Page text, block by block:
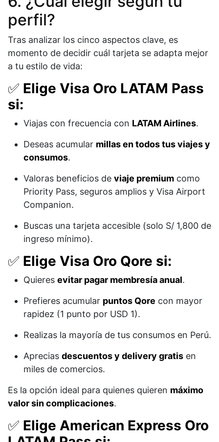
perfil?
Tras analizar los cinco aspectos clave, es
momento de decidir cuál tarjeta se adapta mejor
a tu estilo de vida:
✅ Elige Visa Oro LATAM Pass
si:
Viajas con frecuencia con LATAM Airlines.
Deseas acumular millas en todos tus viajes y
consumos.
Valoras beneficios de viaje premium como
Priority Pass, seguros amplios y Visa Airport
Companion.
Buscas una tarjeta accesible (solo S/ 1,800 de
ingreso mínimo).
✅ Elige Visa Oro Qore si:
Quieres evitar pagar membresía anual.
Prefieres acumular puntos Qore con mayor
rapidez (1 punto por USD 1).
Realizas la mayoría de tus consumos en Perú.
Aprecias descuentos y delivery gratis en
miles de comercios.
Es la opción ideal para quienes quieren máximo
valor sin complicaciones.
✅ Elige American Express Oro